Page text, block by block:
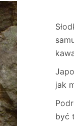
jak
być